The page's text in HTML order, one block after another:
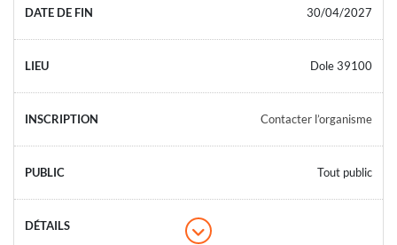
30/04/2027
Dole 39100
Contacter l’organisme
Tout public